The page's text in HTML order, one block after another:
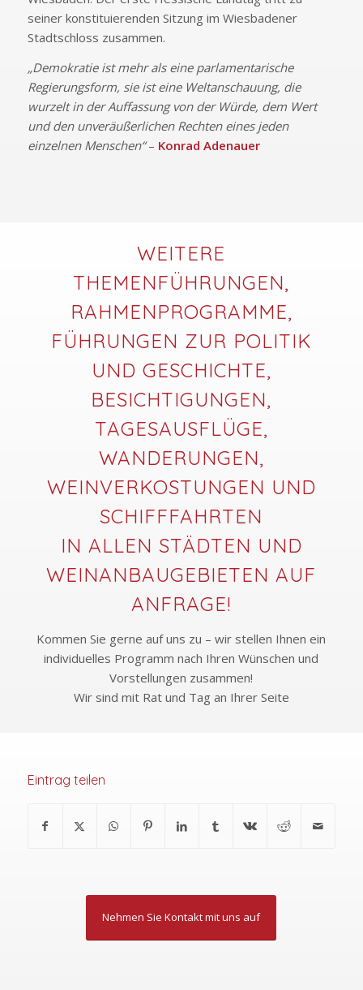
seiner konstituierenden Sitzung im Wiesbadener
Stadtschloss zusammen.
„Demokratie ist mehr als eine parlamentarische
Regierungsform, sie ist eine Weltanschauung, die
wurzelt in der Auffassung von der Würde, dem Wert
und den unveräußerlichen Rechten eines jeden
einzelnen Menschen“– Konrad Adenauer
WEITERE
THEMENFÜHRUNGEN,
RAHMENPROGRAMME,
FÜHRUNGEN ZUR POLITIK
UND GESCHICHTE,
BESICHTIGUNGEN,
TAGESAUSFLÜGE,
WANDERUNGEN,
WEINVERKOSTUNGEN UND
SCHIFFFAHRTEN
IN ALLEN STÄDTEN UND
WEINANBAUGEBIETEN AUF
ANFRAGE!
Kommen Sie gerne auf uns zu – wir stellen Ihnen ein
individuelles Programm nach Ihren Wünschen und
Vorstellungen zusammen!
Wir sind mit Rat und Tag an Ihrer Seite
Eintrag teilen
Nehmen Sie Kontakt mit uns auf